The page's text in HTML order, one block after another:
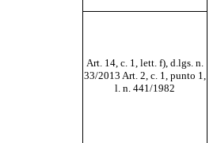
Art. 14, c. 1, lett. f), d.lgs. n.
33/2013 Art. 2, c. 1, punto 1,
l. n. 441/1982